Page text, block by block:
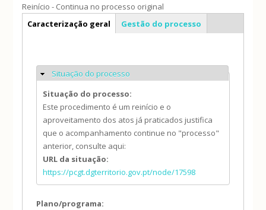
Reinício - Continua no processo original
Info geral
Caracterização geral Gestão do processo
Ocultar
Situação do processo
Situação do processo:
Este procedimento é um reinício e o
aproveitamento dos atos já praticados justifica
que o acompanhamento continue no "processo"
anterior, consulte aqui:
URL da situação:
https://pcgt.dgterritorio.gov.pt/node/17598
Plano/programa: